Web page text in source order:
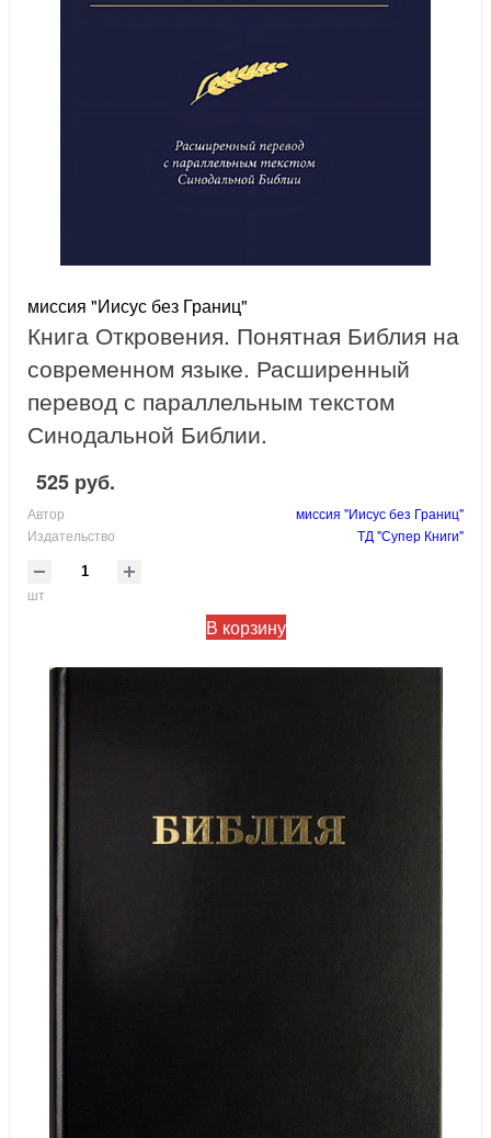
миссия "Иисус без Границ"
Книга Откровения. Понятная Библия на
современном языке. Расширенный
перевод с параллельным текстом
Синодальной Библии.
525 руб.
Автор
миссия "Иисус без Границ"
Издательство
ТД "Супер Книги"
шт
В корзину